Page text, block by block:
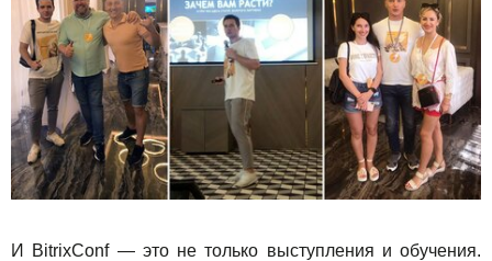
И BitrixConf — это не только выступления и обучения.